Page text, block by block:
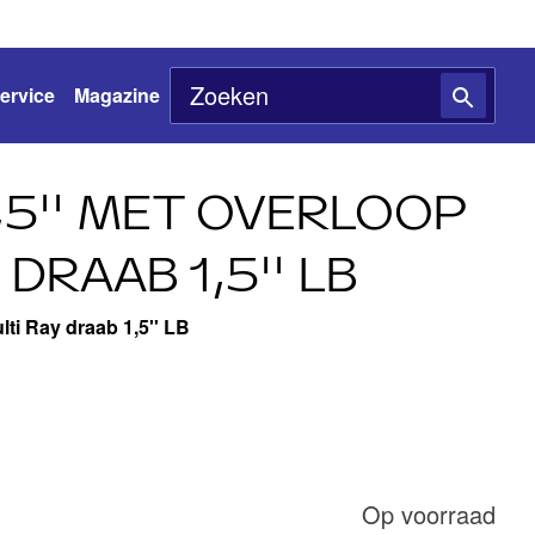
Magazine
MET OVERLOOP
DRAAB 1,5'' LB
Ray draab 1,5'' LB
Op voorraad